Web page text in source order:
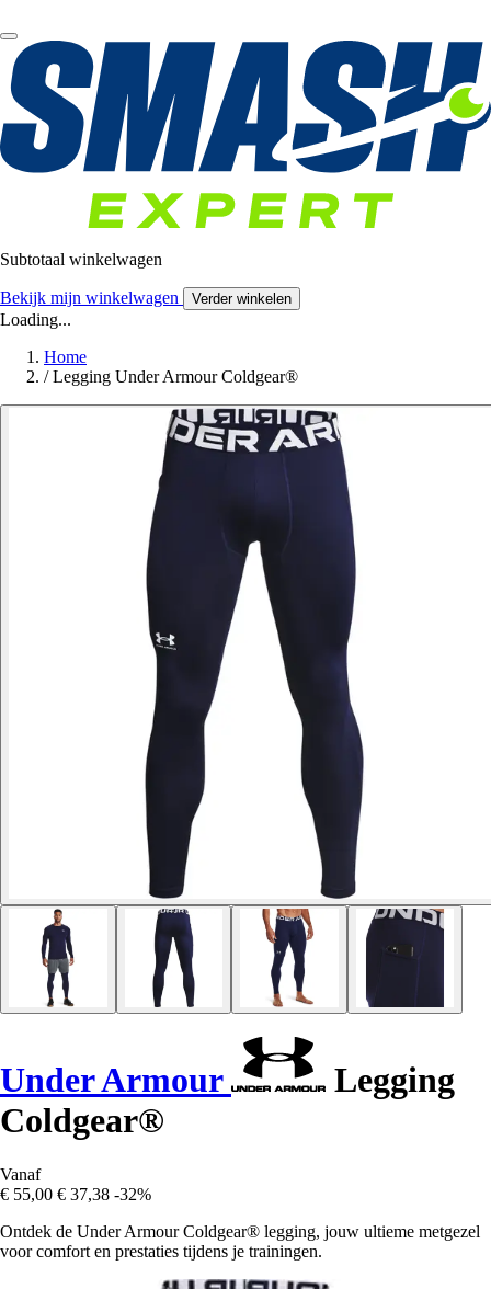
Subtotaal winkelwagen
Bekijk mijn winkelwagen Verder winkelen
Loading...
Home
/ Legging Under Armour Coldgear®
Under Armour
Legging
Coldgear®
Vanaf
€ 55,00 € 37,38 -32%
Ontdek de Under Armour Coldgear® legging, jouw ultieme metgezel
voor comfort en prestaties tijdens je trainingen.